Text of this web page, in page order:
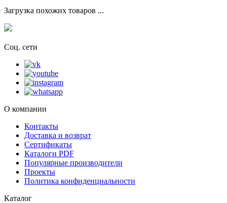
Загрузка похожих товаров ...
Соц. сети
О компании
Контакты
Доставка и возврат
Сертификаты
Каталоги PDF
Популярные производители
Проекты
Политика конфиденциальности
Каталог